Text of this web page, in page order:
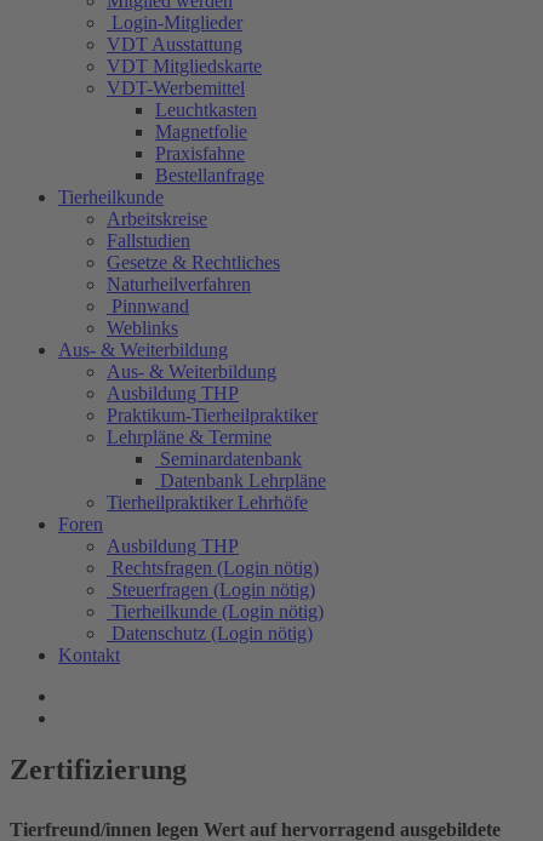
Login-Mitglieder
VDT Ausstattung
VDT Mitgliedskarte
VDT-Werbemittel
Leuchtkasten
Magnetfolie
Praxisfahne
Bestellanfrage
Tierheilkunde
Arbeitskreise
Fallstudien
Gesetze & Rechtliches
Naturheilverfahren
Pinnwand
Weblinks
Aus- & Weiterbildung
Aus- & Weiterbildung
Ausbildung THP
Praktikum-Tierheilpraktiker
Lehrpläne & Termine
Seminardatenbank
Datenbank Lehrpläne
Tierheilpraktiker Lehrhöfe
Foren
Ausbildung THP
Rechtsfragen (Login nötig)
Steuerfragen (Login nötig)
Tierheilkunde (Login nötig)
Datenschutz (Login nötig)
Kontakt
Zertifizierung
Tierfreund/innen legen Wert auf hervorragend ausgebildete